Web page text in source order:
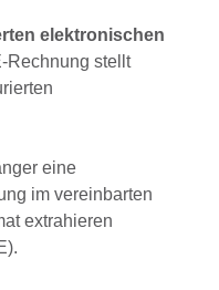
elektronischen
Rechnung stellt
eine
im vereinbarten
extrahieren